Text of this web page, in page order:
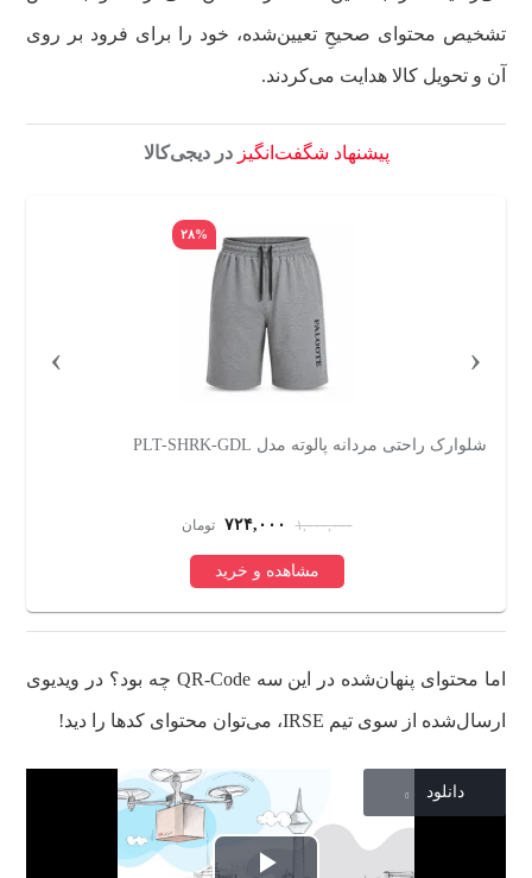
تشخیص محتوای صحیحِ تعیین‌شده، خود را برای فرود بر روی
آن و تحویل کالا هدایت می‌کردند.
پیشنهاد شگفت‌انگیز در دیجی‌کالا
۲۸%
شلوارک راحتی مردانه پالوته مدل PLT-SHRK-GDL
۱,۰۰۰,۰۰۰ ۷۲۴,۰۰۰ تومان
مشاهده و خرید
‹
›
اما محتوای پنهان‌شده در این سه QR-Code چه بود؟ در ویدیوی
ارسال‌شده از سوی تیم IRSE، می‌توان محتوای کدها را دید!
دانلود